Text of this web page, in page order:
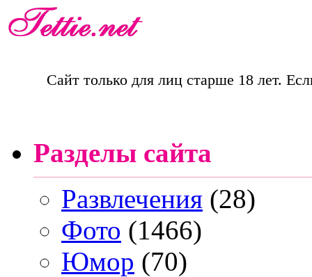
Сайт только для лиц старше 18 лет.
Разделы сайта
Развлечения (28)
Фото (1466)
Юмор (70)